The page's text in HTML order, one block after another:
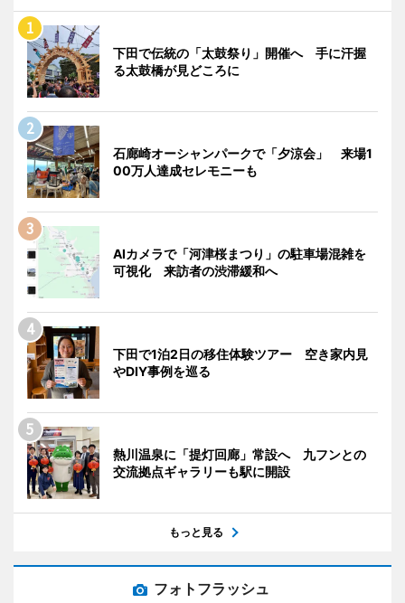
下田で伝統の「太鼓祭り」開催へ 手に汗握
る太鼓橋が見どころに
石廊崎オーシャンパークで「夕涼会」 来場1
00万人達成セレモニーも
AIカメラで「河津桜まつり」の駐車場混雑を
可視化 来訪者の渋滞緩和へ
下田で1泊2日の移住体験ツアー 空き家内見
やDIY事例を巡る
熱川温泉に「提灯回廊」常設へ 九フンとの
交流拠点ギャラリーも駅に開設
もっと見る
フォトフラッシュ